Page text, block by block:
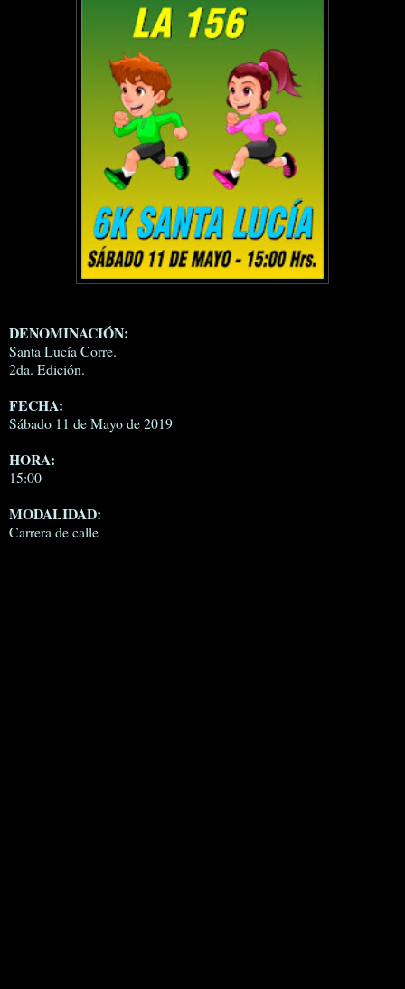
DENOMINACIÓN:
Santa Lucía Corre.
2da. Edición.
FECHA:
Sábado 11 de Mayo de 2019
HORA:
15:00
MODALIDAD:
Carrera de calle